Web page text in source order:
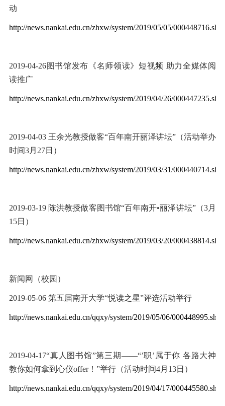
动
http://news.nankai.edu.cn/zhxw/system/2019/05/05/
2019-04-26图书馆发布《名师领读》短视频 助力全媒体阅
读推广
http://news.nankai.edu.cn/zhxw/system/2019/04/26/
2019-04-03 王余光教授做客“百年南开丽泽讲坛”（活动举办
时间3月 27日）
http://news.nankai.edu.cn/zhxw/system/2019/03/31/
2019-03-19 陈洪教授做客图书馆“百年南开•丽泽讲坛”（3月
15日）
http://news.nankai.edu.cn/zhxw/system/2019/03/20/
新闻网（校园）
2019-05-06 第五届南开大学“悦读之星”评选活动举行
http://news.nankai.edu.cn/qqxy/system/2019/05/06/
2019-04-17“真人图书馆”第三期——“’职’属于你 各路大神
教你如何拿到心仪offer！ ”举行（活动时间4月 13日）
http://news.nankai.edu.cn/qqxy/system/2019/04/17/